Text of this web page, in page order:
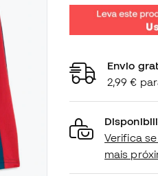
Envio
2,99 €
Verifica
mais